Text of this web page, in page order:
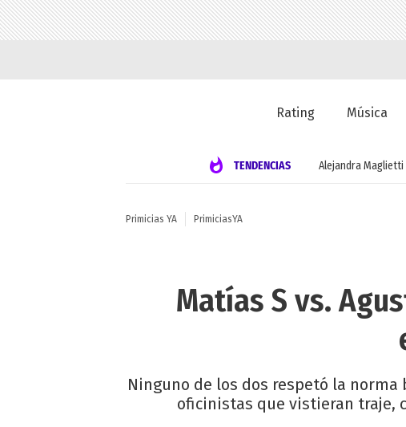
Rating Música
TENDENCIAS Alejandra Maglietti
Primicias YA PrimiciasYA
Matías S vs.
Ninguno de los dos respetó la
oficinistas que vistieran traje,